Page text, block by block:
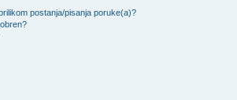
postanja/pisanja poruke(a)?